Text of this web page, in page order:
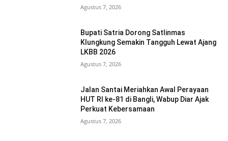
Agustus 7, 2026
Bupati Satria Dorong Satlinmas
Klungkung Semakin Tangguh Lewat Ajang
LKBB 2026
Agustus 7, 2026
Jalan Santai Meriahkan Awal Perayaan
HUT RI ke-81 di Bangli, Wabup Diar Ajak
Perkuat Kebersamaan
Agustus 7, 2026